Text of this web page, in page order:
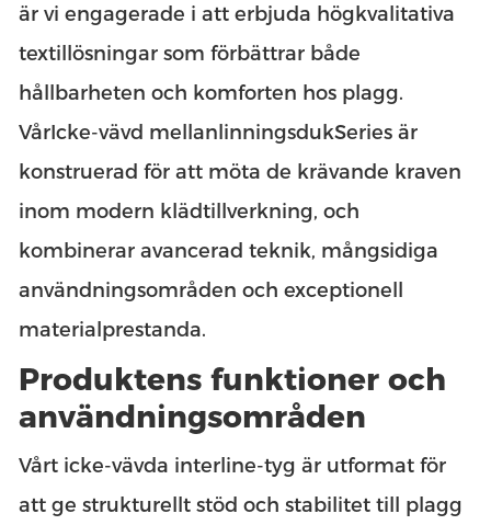
är vi engagerade i att erbjuda högkvalitativa
textillösningar som förbättrar både
hållbarheten och komforten hos plagg.
VårIcke-vävd mellanlinningsdukSeries är
konstruerad för att möta de krävande kraven
inom modern klädtillverkning, och
kombinerar avancerad teknik, mångsidiga
användningsområden och exceptionell
materialprestanda.
Produktens funktioner och
användningsområden
Vårt icke-vävda interline-tyg är utformat för
att ge strukturellt stöd och stabilitet till plagg